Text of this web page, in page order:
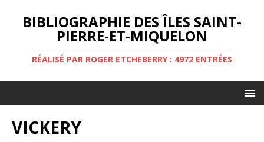
BIBLIOGRAPHIE DES ÎLES SAINT-
PIERRE-ET-MIQUELON
RÉALISÉ PAR ROGER ETCHEBERRY : 4972 ENTRÉES
VICKERY